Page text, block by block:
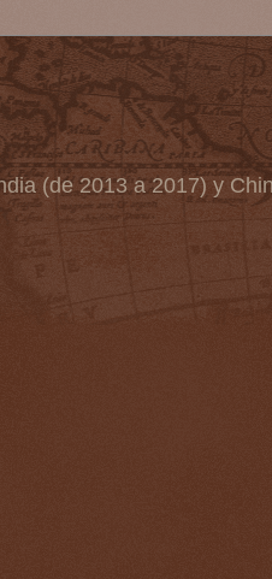
(de 2013 a 2017) y